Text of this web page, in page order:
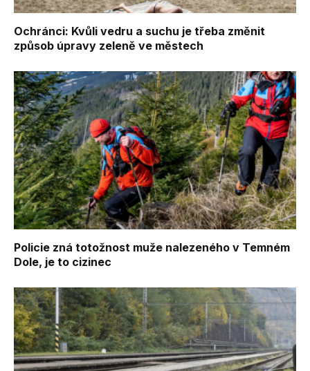
Ochránci: Kvůli vedru a suchu je třeba změnit
způsob úpravy zeleně ve městech
Policie zná totožnost muže nalezeného v Temném
Dole, je to cizinec